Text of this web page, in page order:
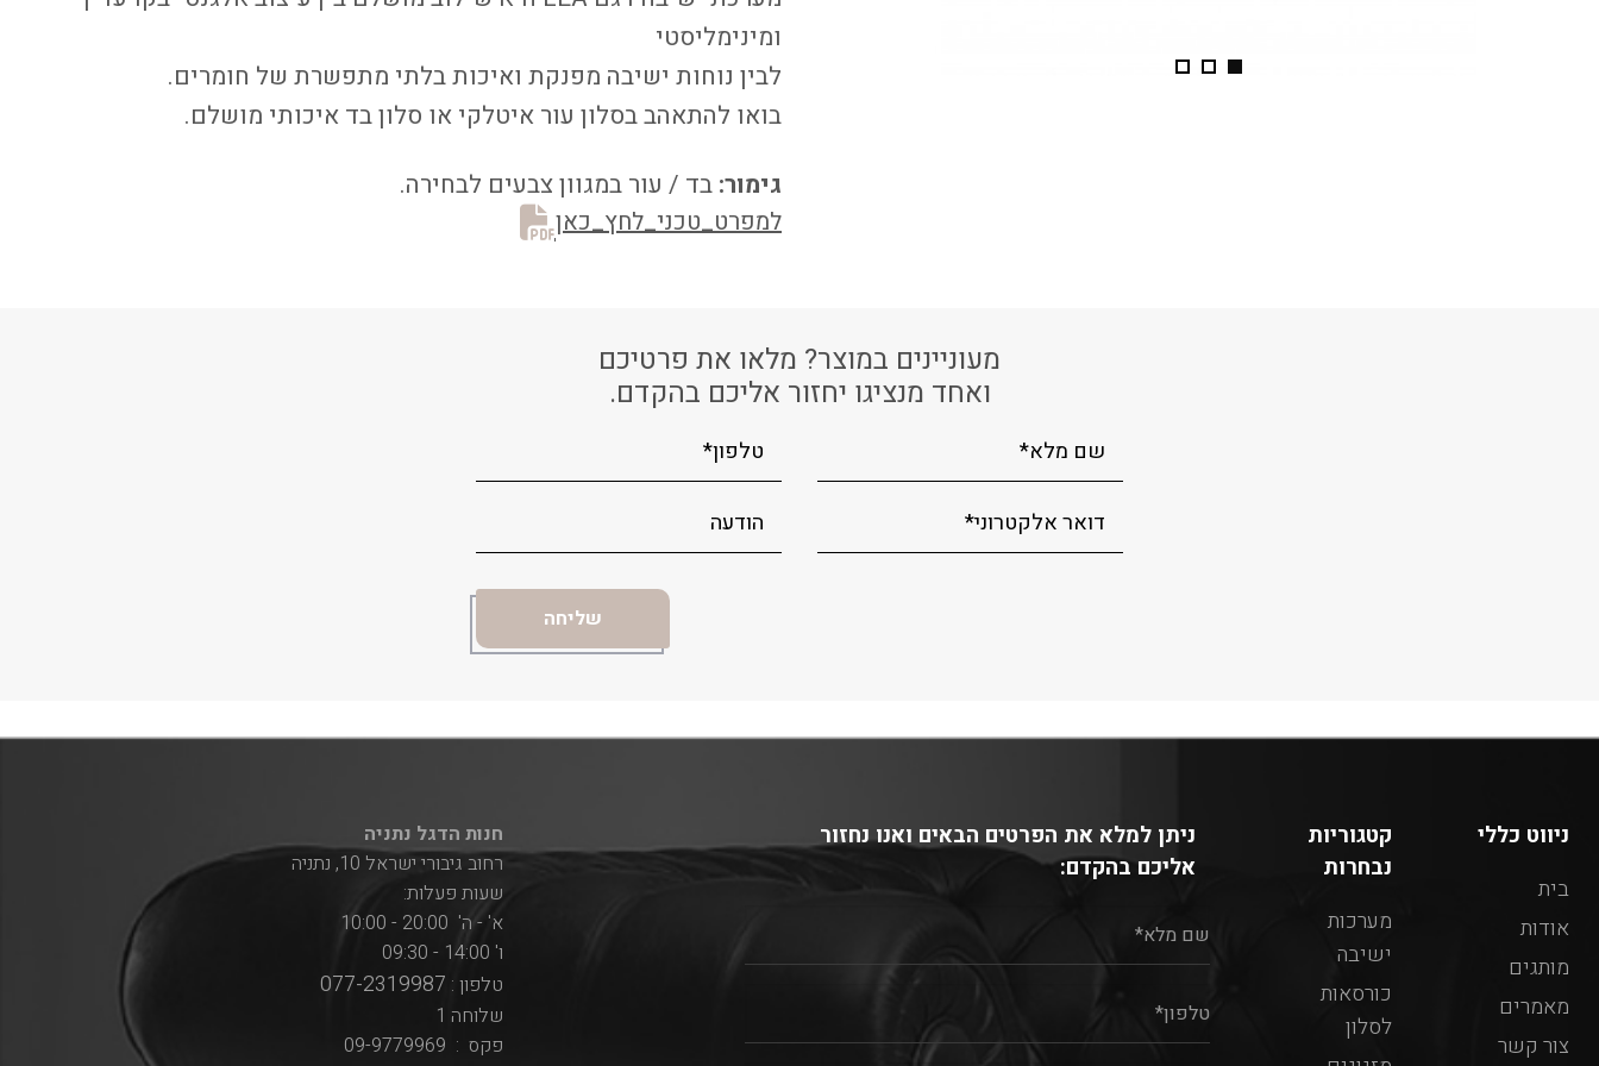
ומינימליסטי
לבין נוחות ישיבה מפנקת ואיכות בלתי מתפשרת של חומרים.
בואו להתאהב בסלון עור איטלקי או סלון בד איכותי מושלם.
גימור:בד / עור במגוון צבעים לבחירה.
למפרט_טכני_לחץ_כאן
מעוניינים במוצר? מלאו את פרטיכם
ואחד מנציגו יחזור אליכם בהקדם.
ניווט כללי
בית
אודות
מותגים
מאמרים
צור קשר
קטגוריות
נבחרות
מערכות
ישיבה
כורסאות
לסלון
ניתן למלא את הפרטים הבאים ואנו נחזור
אליכם בהקדם:
חנות הדגל נתניה
רחוב גיבורי ישראל 10, נתניה
שעות פעלות:
א' - ה' 20:00 - 10:00
ו' 14:00 - 09:30
טלפון : 077-2319987
שלוחה 1
פקס : 09-9779969